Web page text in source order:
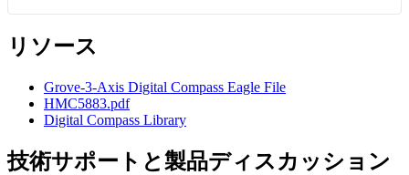
リソース
Grove-3-Axis Digital Compass Eagle File
HMC5883.pdf
Digital Compass Library
技術サポートと製品ディスカッション